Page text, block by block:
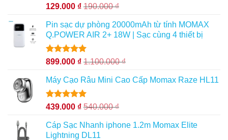
Được xếp
5 sao
129.000 ₫ 190.000₫
Pin sạc dự phòng 20000mAh từ tính MOMAX
Q.POWER AIR 2+ 18W | Sạc cùng 4 thiết bị
Được xếp
5 sao
899.000 ₫ 1.100.000₫
Máy Cạo Râu Mini Cao Cấp Momax Raze HL11
Được xếp
5 sao
439.000 ₫ 540.000₫
Cáp Sạc Nhanh iphone 1.2m Momax Elite
Lightning DL11